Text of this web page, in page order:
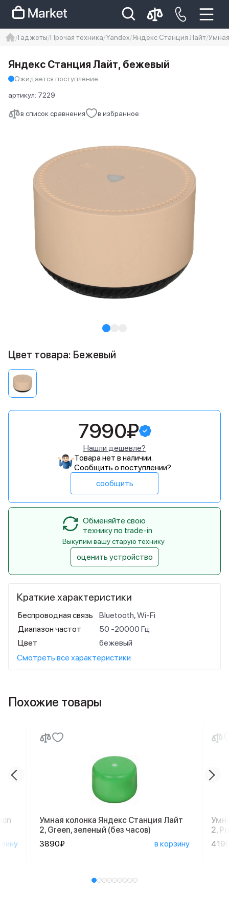
Iphone 14 pro max
айфон 14
Гаджеты Прочая техника Yandex Яндекс Станция Лайт
в список сравнения в избранное
Яндекс Станция Лайт, бежевый
Ожидается поступление
артикул: 7229
Краткие характеристики
Беспроводная связь
Bluetooth, Wi-Fi
Диапазон частот
50 -20000 Гц
Цвет
бежевый
Смотреть все характеристики
Цвет товара: Бежевый
7990₽
Нашли дешевле?
Товара нет в наличии.
Сообщить о поступлении?
сообщить
Обменяйте свою
технику по trade-in
Выкупим вашу старую технику
оценить устройство
Похожие товары
Умная колонка Яндекс Станция Лайт
2, Green, зеленый (без часов)
3890₽
в корзину
2,